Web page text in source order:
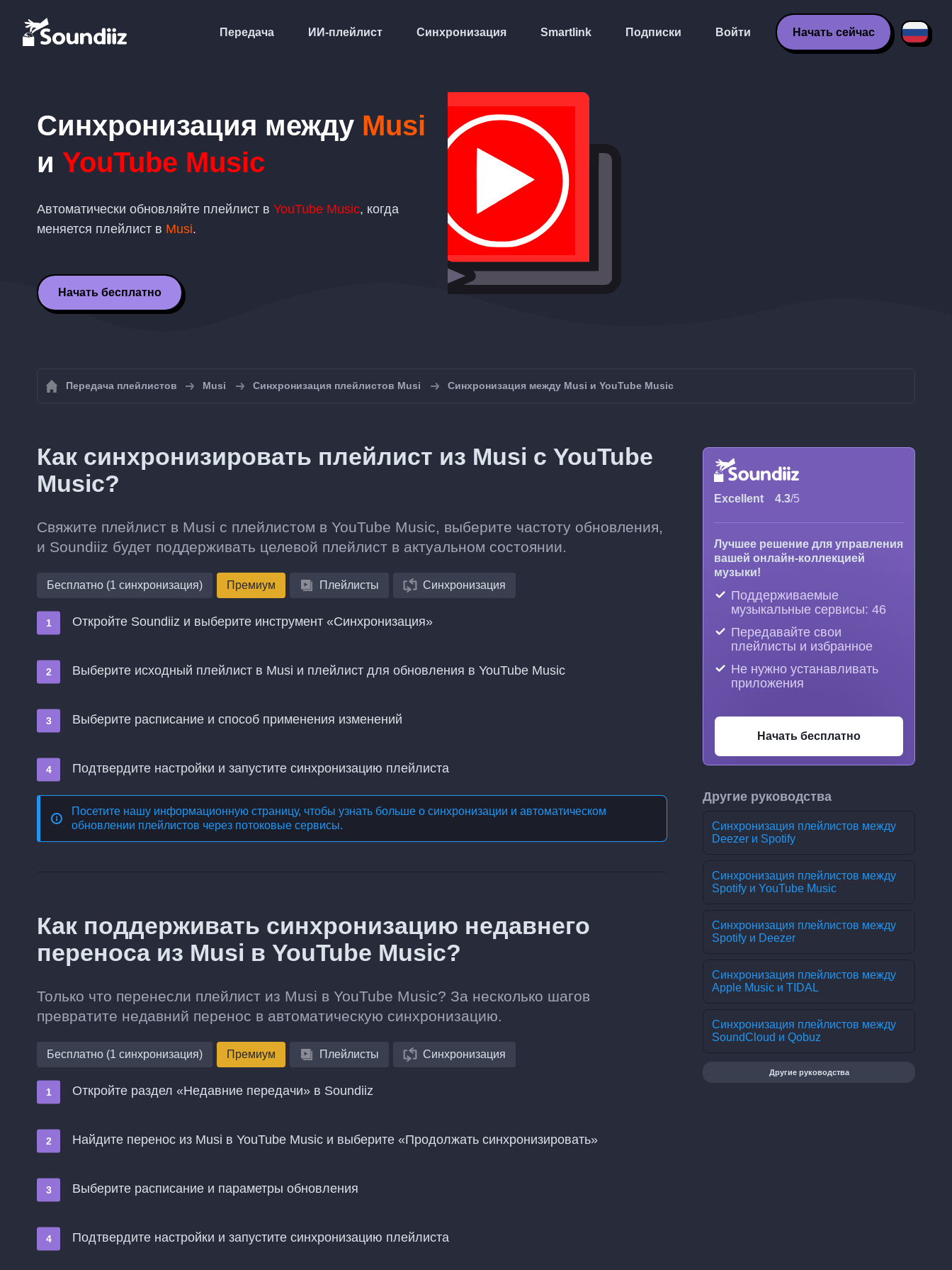
Передача ИИ-плейлист Синхронизация Smartlink Подписки Войти Начать сейчас
Синхронизация между Musi
и YouTube Music
Автоматически обновляйте плейлист в YouTube Music, когда
меняется плейлист в Musi.
Начать бесплатно
Передача плейлистов Musi Синхронизация плейлистов Musi Синхронизация между Musi и YouTube Music
Как синхронизировать плейлист из Musi с YouTube
Music?
Свяжите плейлист в Musi с плейлистом в YouTube Music, выберите частоту обновления,
и Soundiiz будет поддерживать целевой плейлист в актуальном состоянии.
Бесплатно (1 синхронизация) Премиум Плейлисты Синхронизация
Откройте Soundiiz и выберите инструмент «Синхронизация»
Выберите исходный плейлист в Musi и плейлист для обновления в YouTube Music
Выберите расписание и способ применения изменений
Подтвердите настройки и запустите синхронизацию плейлиста
Посетите нашу информационную страницу, чтобы узнать больше о синхронизации и автоматическом
обновлении плейлистов через потоковые сервисы.
Как поддерживать синхронизацию недавнего
переноса из Musi в YouTube Music?
Только что перенесли плейлист из Musi в YouTube Music? За несколько шагов
превратите недавний перенос в автоматическую синхронизацию.
Бесплатно (1 синхронизация) Премиум Плейлисты Синхронизация
Откройте раздел «Недавние передачи» в Soundiiz
Найдите перенос из Musi в YouTube Music и выберите «Продолжать синхронизировать»
Выберите расписание и параметры обновления
Подтвердите настройки и запустите синхронизацию плейлиста
Excellent 4.3/5
Лучшее решение для управления
вашей онлайн-коллекцией
музыки!
Поддерживаемые
музыкальные сервисы: 46
Передавайте свои
плейлисты и избранное
Не нужно устанавливать
приложения
Начать бесплатно
Другие руководства
Синхронизация плейлистов между
Deezer и Spotify
Синхронизация плейлистов между
Spotify и YouTube Music
Синхронизация плейлистов между
Spotify и Deezer
Синхронизация плейлистов между
Apple Music и TIDAL
Синхронизация плейлистов между
SoundCloud и Qobuz
Другие руководства